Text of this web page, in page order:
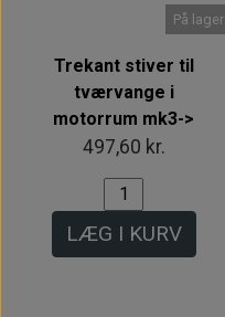
På lager
Trekant stiver til
tværvange i
motorrum mk3->
497,60 kr.
LÆG I KURV